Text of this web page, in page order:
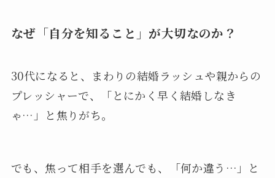
なぜ「自分を知ること」が大切なのか？
30代になると、まわりの結婚ラッシュや親からの
プレッシャーで、「とにかく早く結婚しなき
ゃ…」と焦りがち。
でも、焦って相手を選んでも、「何か違う…」と